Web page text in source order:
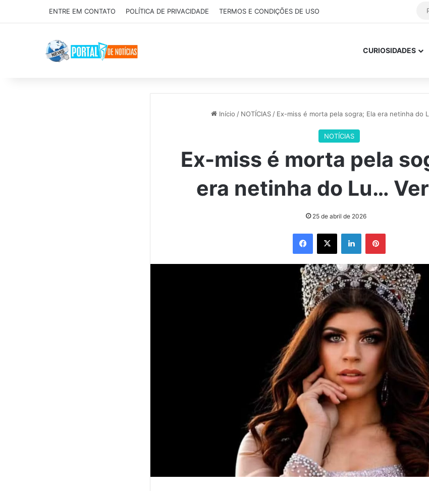
ENTRE EM CONTATO POLÍTICA DE PRIVACIDADE TERMOS E CONDIÇÕES DE USO
CURIOSIDADES
Início / NOTÍCIAS / Ex-miss é morta pela sogra; Ela era netinha do
NOTÍCIAS
Ex-miss é morta pela
era netinha do Lu…
25 de abril de 2026
Facebook
X LinkedinPinterest